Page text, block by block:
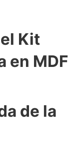
Kit
en MDF
de la